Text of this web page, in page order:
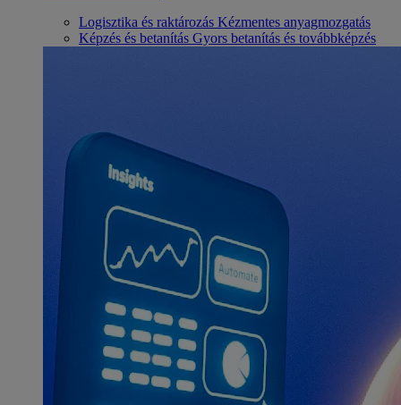
Logisztika és raktározás Kézmentes anyagmozgatás
Képzés és betanítás Gyors betanítás és továbbképzés